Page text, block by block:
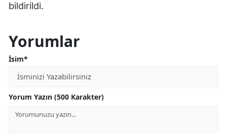
bildirildi.
Yorumlar
İsim*
Yorum Yazın (500 Karakter)